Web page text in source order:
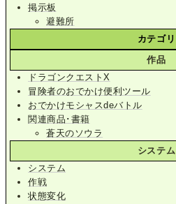
掲示板
避難所
カテゴリ
作品
ドラゴンクエストX
冒険者のおでかけ便利ツール
おでかけモシャスdeバトル
関連商品･書籍
蒼天のソウラ
システム
システム
作戦
状態変化